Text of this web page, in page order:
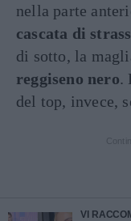
nella parte
cascata di strass
di sotto, la
reggiseno nero.
del top, invece,
VI